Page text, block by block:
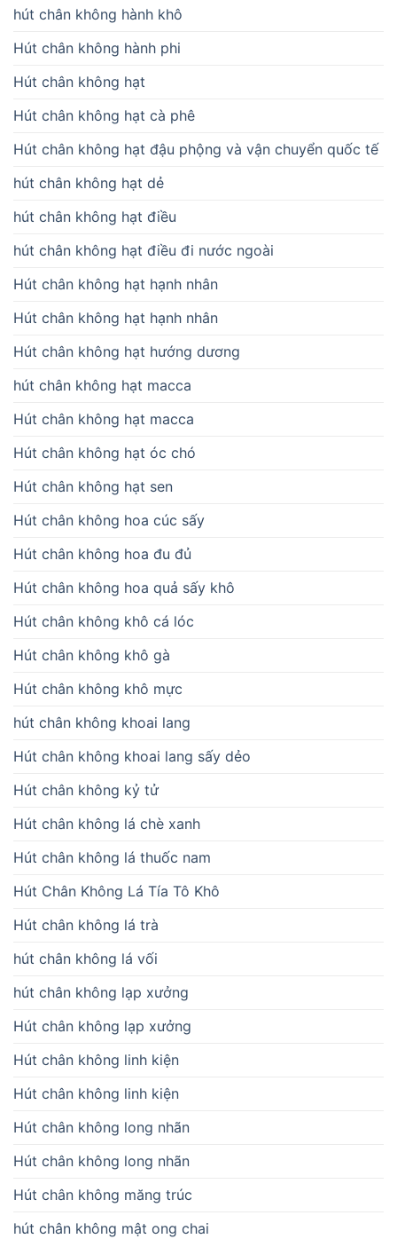
hút chân không hành khô
Hút chân không hành phi
Hút chân không hạt
Hút chân không hạt cà phê
Hút chân không hạt đậu phộng và vận chuyển quốc tế
hút chân không hạt dẻ
hút chân không hạt điều
hút chân không hạt điều đi nước ngoài
Hút chân không hạt hạnh nhân
Hút chân không hạt hạnh nhân
Hút chân không hạt hướng dương
hút chân không hạt macca
Hút chân không hạt macca
Hút chân không hạt óc chó
Hút chân không hạt sen
Hút chân không hoa cúc sấy
Hút chân không hoa đu đủ
Hút chân không hoa quả sấy khô
Hút chân không khô cá lóc
Hút chân không khô gà
Hút chân không khô mực
hút chân không khoai lang
Hút chân không khoai lang sấy dẻo
Hút chân không kỷ tử
Hút chân không lá chè xanh
Hút chân không lá thuốc nam
Hút Chân Không Lá Tía Tô Khô
Hút chân không lá trà
hút chân không lá vối
hút chân không lạp xưởng
Hút chân không lạp xưởng
Hút chân không linh kiện
Hút chân không linh kiện
Hút chân không long nhãn
Hút chân không long nhãn
Hút chân không măng trúc
hút chân không mật ong chai